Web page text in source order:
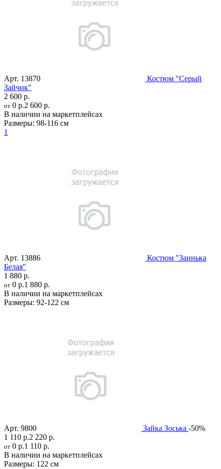
Арт. 13870
Костюм "Серый
Зайчик"
2 600 р.
от 0 р.2 600 р.
В наличии на маркетплейсах
Размеры: 98-116 см
1
Арт. 13886
Костюм "Заинька
Белая"
1 880 р.
от 0 р.1 880 р.
В наличии на маркетплейсах
Размеры: 92-122 см
Арт. 9800 Зайка Зоська -50%
1 110 р.2 220 р.
от 0 р.1 110 р.
В наличии на маркетплейсах
Размеры: 122 см